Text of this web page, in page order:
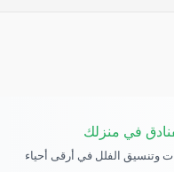
في منزلك
وتنسيق الفلل في أرقى أحياء